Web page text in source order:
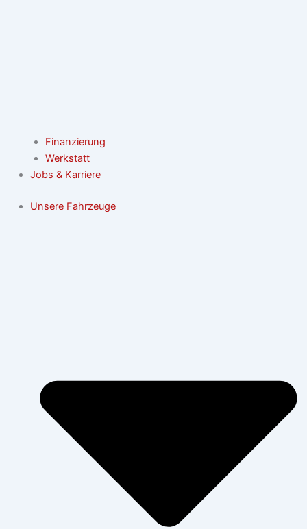
Finanzierung
Werkstatt
Jobs & Karriere
Unsere Fahrzeuge